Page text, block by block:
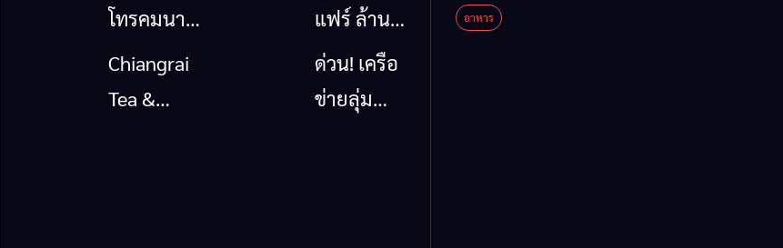
โทรคมนาคม
กรณีภัย
พิบัติ
แฟร์ ล้าน
นาตะวัน
ออก
Chiangrai
Tea &
ด่วน! เครือ
ข่ายลุ่มน้ำ
อาหาร